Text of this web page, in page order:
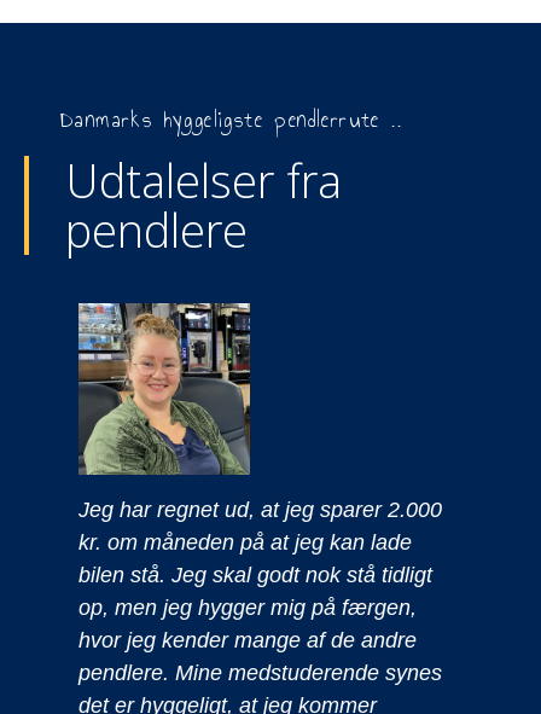
Danmarks hyggeligste pendlerrute ..
Udtalelser fra
pendlere
Jeg har regnet ud, at jeg sparer 2.000
kr. om måneden på at jeg kan lade
bilen stå. Jeg skal godt nok stå tidligt
op, men jeg hygger mig på færgen,
hvor jeg kender mange af de andre
pendlere. Mine medstuderende synes
det er hyggeligt, at jeg kommer